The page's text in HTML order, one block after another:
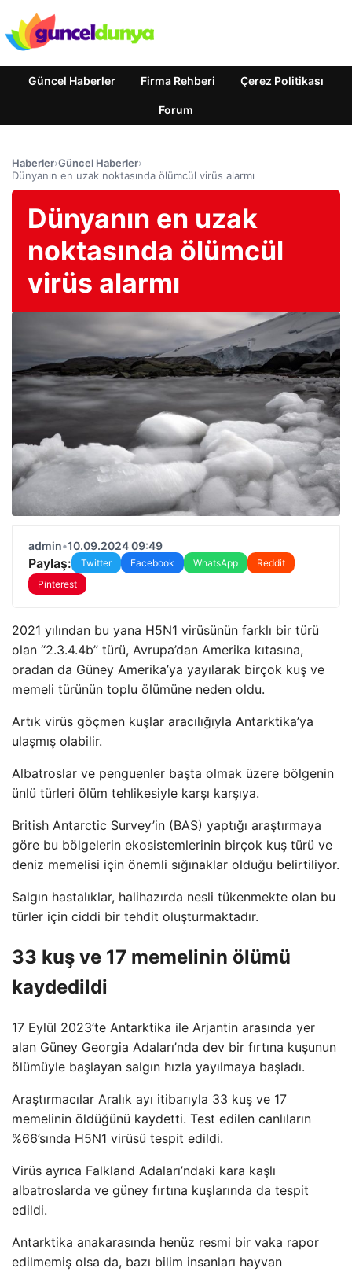
Güncel Haberler Firma Rehberi Çerez Politikası
Forum
Haberler›Güncel Haberler›
Dünyanın en uzak noktasında ölümcül virüs alarmı
Dünyanın en uzak
noktasında ölümcül
virüs alarmı
admin•10.09.2024 09:49
Paylaş: Twitter Facebook WhatsApp
Reddit
Pinterest
2021 yılından bu yana H5N1 virüsünün farklı bir türü
olan “2.3.4.4b” türü, Avrupa’dan Amerika kıtasına,
oradan da Güney Amerika’ya yayılarak birçok kuş ve
memeli türünün toplu ölümüne neden oldu.
Artık virüs göçmen kuşlar aracılığıyla Antarktika’ya
ulaşmış olabilir.
Albatroslar ve penguenler başta olmak üzere bölgenin
ünlü türleri ölüm tehlikesiyle karşı karşıya.
British Antarctic Survey’in (BAS) yaptığı araştırmaya
göre bu bölgelerin ekosistemlerinin birçok kuş türü ve
deniz memelisi için önemli sığınaklar olduğu belirtiliyor.
Salgın hastalıklar, halihazırda nesli tükenmekte olan bu
türler için ciddi bir tehdit oluşturmaktadır.
33 kuş ve 17 memelinin ölümü
kaydedildi
17 Eylül 2023’te Antarktika ile Arjantin arasında yer
alan Güney Georgia Adaları’nda dev bir fırtına kuşunun
ölümüyle başlayan salgın hızla yayılmaya başladı.
Araştırmacılar Aralık ayı itibarıyla 33 kuş ve 17
memelinin öldüğünü kaydetti. Test edilen canlıların
%66’sında H5N1 virüsü tespit edildi.
Virüs ayrıca Falkland Adaları’ndaki kara kaşlı
albatroslarda ve güney fırtına kuşlarında da tespit
edildi.
Antarktika anakarasında henüz resmi bir vaka rapor
edilmemiş olsa da, bazı bilim insanları hayvan